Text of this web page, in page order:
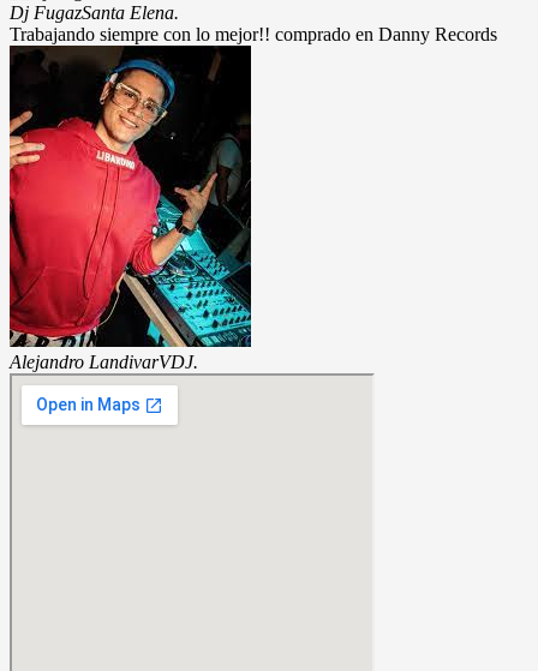
Dj FugazSanta Elena.
Trabajando siempre con lo mejor!! comprado en Danny Records
Alejandro LandivarVDJ.